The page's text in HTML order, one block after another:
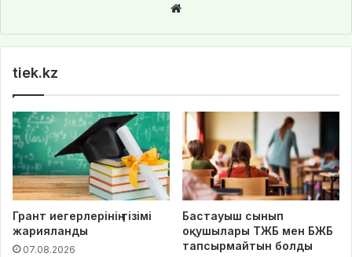
te
tiek.kz
Грант иегерлерінің тізімі
жарияланды
07.08.2026
Бастауыш сынып
оқушылары ТЖБ мен БЖБ
тапсырмайтын болды